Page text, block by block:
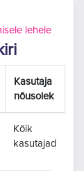
lehele
Kasutaja
nõusolek
Kõik
kasutajad